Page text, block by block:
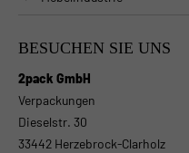
BESUCHEN SIE UNS
2pack GmbH
Verpackungen
Dieselstr. 30
33442 Herzebrock-Clarholz